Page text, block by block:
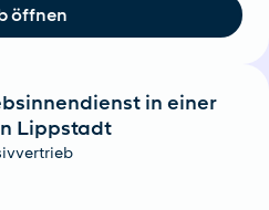
öffnen
in einer
Lippstadt